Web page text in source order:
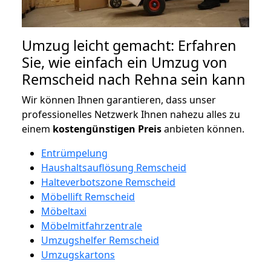
Umzug leicht gemacht: Erfahren
Sie, wie einfach ein Umzug von
Remscheid nach Rehna sein kann
Wir können Ihnen garantieren, dass unser
professionelles Netzwerk Ihnen nahezu alles zu
einem kostengünstigen Preisanbieten können.
Entrümpelung
Haushaltsauflösung Remscheid
Halteverbotszone Remscheid
Möbellift Remscheid
Möbeltaxi
Möbelmitfahrzentrale
Umzugshelfer Remscheid
Umzugskartons